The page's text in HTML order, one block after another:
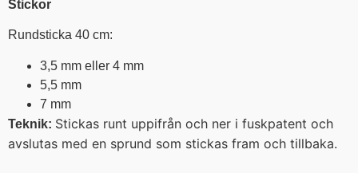
Stickor
Rundsticka 40 cm:
3,5 mm eller 4 mm
5,5 mm
7 mm
Teknik: Stickas runt uppifrån och ner i fuskpatent och
avslutas med en sprund som stickas fram och tillbaka.